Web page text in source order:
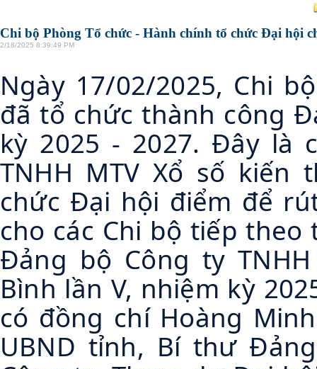
Chi bộ Phòng Tổ chức - Hành chính tổ chức Đại hội
2/18/2025 8:39:49 PM
Ngày 17/02/2025, Chi
đã tổ chức thành công
kỳ 2025 - 2027. Đây là
TNHH MTV Xổ số
chức Đại hội điểm để
cho các Chi bộ tiếp
Đảng bộ Công ty
Bình lần V, nhiệm kỳ
có đồng chí Hoàng
UBND tỉnh, Bí thư